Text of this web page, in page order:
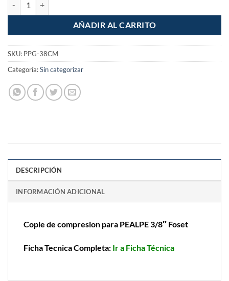
AÑADIR AL CARRITO
SKU: PPG-38CM
Categoría:Sin categorizar
DESCRIPCIÓN
INFORMACIÓN ADICIONAL
Cople de compresion para PEALPE 3/8″ Foset
Ficha Tecnica Completa: Ir a Ficha Técnica